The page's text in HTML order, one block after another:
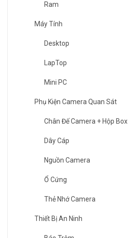
Ram
Máy Tính
Desktop
LapTop
Mini PC
Phụ Kiện Camera Quan Sát
Chân Đế Camera + Hộp Box
Dây Cáp
Nguồn Camera
Ổ Cứng
Thẻ Nhớ Camera
Thiết Bị An Ninh